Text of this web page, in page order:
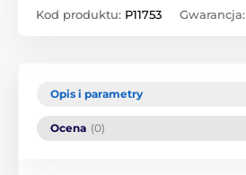
Kod produktu: P11753 Gwarancja:
Opis i parametry
Ocena (0)